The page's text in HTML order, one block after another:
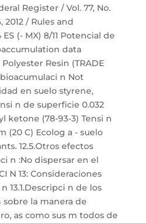
Register / Vol. 77, No.
2012 / Rules and
(- MX) 8/11 Potencial de
data
Resin (TRADE
n Not
en suelo styrene,
n de superficie 0.032
ketone (78-93-3) Tensi n
(20 C) Ecolog a - suelo
12.5.Otros efectos
n :No dispersar en el
N 13: Consideraciones
13.1.Descripci n de los
la manera de
as como sus m todos de